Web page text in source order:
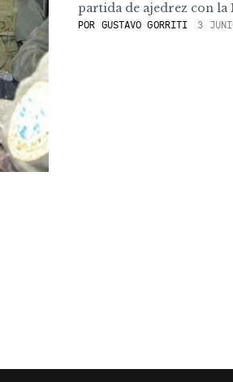
partida de ajedrez con la
POR GUSTAVO GORRITI 3